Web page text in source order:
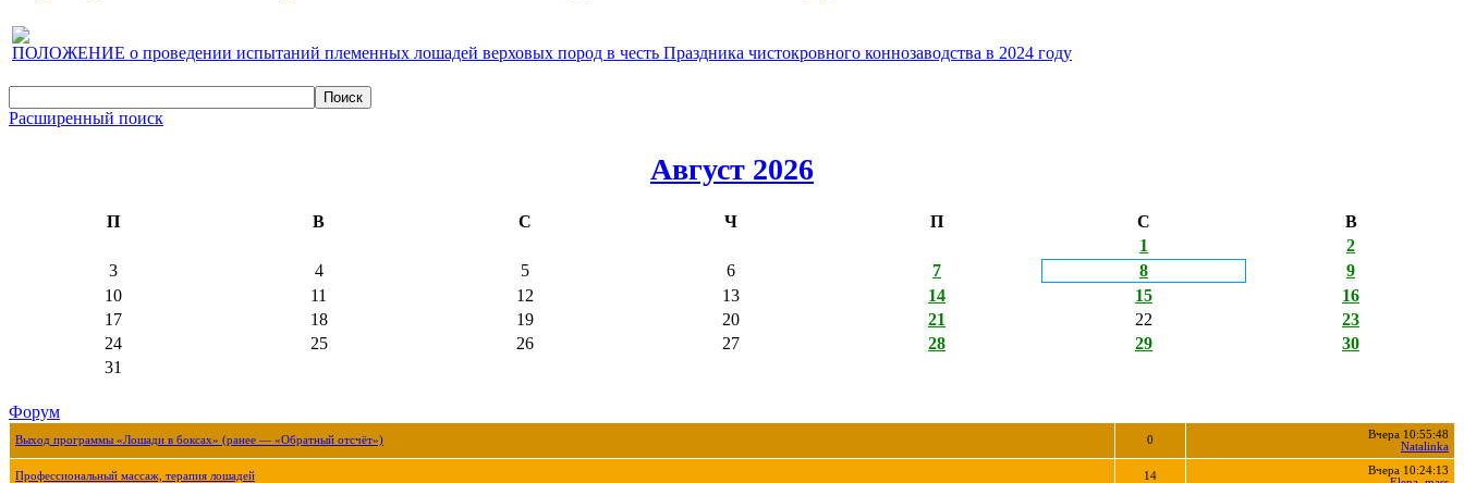
ПОЛОЖЕНИЕ о проведении испытаний племенных лошадей верховых пород в честь Праздника чистокровного коннозаводства в 2024 году
Расширенный поиск
Август 2026
П В С Ч П С
В
1
2
3
4 5 6 7 8
9
10
11 12 13 14 15
16
17
18 19 20 21 22
23
24
25 26 27 28 29
30
31
Форум
Выход программы «Лошади в боксах» (ранее — «Обратный отсчёт») 0
Вчера 10:55:48
Natalinka
Профессиональный массаж, терапия лошадей 14
Вчера 10:24:13